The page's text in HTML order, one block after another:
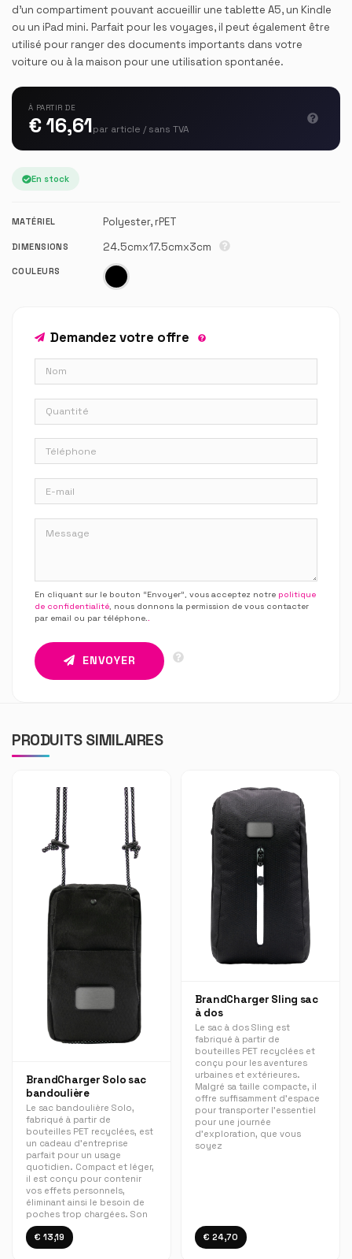
d'un compartiment pouvant accueillir une tablette A5, un Kindle
ou un iPad mini. Parfait pour les voyages, il peut également être
utilisé pour ranger des documents importants dans votre
voiture ou à la maison pour une utilisation spontanée.
À PARTIR DE
€ 16,61par article / sans TVA
En stock
MATÉRIEL Polyester, rPET
DIMENSIONS 24.5cmx17.5cmx3cm
COULEURS
Demandez votre offre
En cliquant sur le bouton “Envoyer”, vous acceptez notre politique
de confidentialité, nous donnons la permission de vous contacter
par email ou par téléphone..
ENVOYER
PRODUITS SIMILAIRES
BrandCharger Solo sac
bandoulière
Le sac bandoulière Solo,
fabriqué à partir de
bouteilles PET recyclées, est
un cadeau d'entreprise
parfait pour un usage
quotidien. Compact et léger,
il est conçu pour contenir
vos effets personnels,
éliminant ainsi le besoin de
poches trop chargées. Son
€ 13,19
BrandCharger Sling sac
à dos
Le sac à dos Sling est
fabriqué à partir de
bouteilles PET recyclées et
conçu pour les aventures
urbaines et extérieures.
Malgré sa taille compacte, il
offre suffisamment d'espace
pour transporter l'essentiel
pour une journée
d'exploration, que vous
soyez
€ 24,70